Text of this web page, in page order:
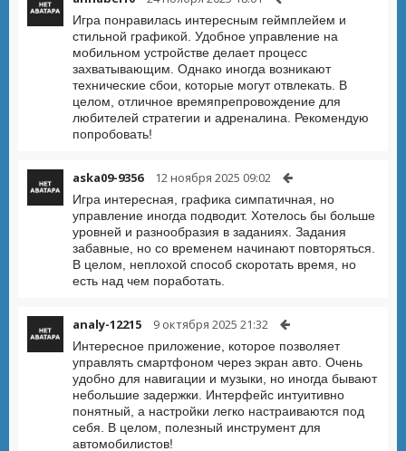
Игра понравилась интересным геймплейем и
стильной графикой. Удобное управление на
мобильном устройстве делает процесс
захватывающим. Однако иногда возникают
технические сбои, которые могут отвлекать. В
целом, отличное времяпрепровождение для
любителей стратегии и адреналина. Рекомендую
попробовать!
aska09-9356 12 ноября 2025 09:02
Игра интересная, графика симпатичная, но
управление иногда подводит. Хотелось бы больше
уровней и разнообразия в заданиях. Задания
забавные, но со временем начинают повторяться.
В целом, неплохой способ скоротать время, но
есть над чем поработать.
analy-12215 9 октября 2025 21:32
Интересное приложение, которое позволяет
управлять смартфоном через экран авто. Очень
удобно для навигации и музыки, но иногда бывают
небольшие задержки. Интерфейс интуитивно
понятный, а настройки легко настраиваются под
себя. В целом, полезный инструмент для
автомобилистов!